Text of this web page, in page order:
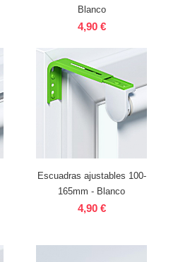
Blanco
4,90 €
Escuadras ajustables 100-
165mm - Blanco
4,90 €